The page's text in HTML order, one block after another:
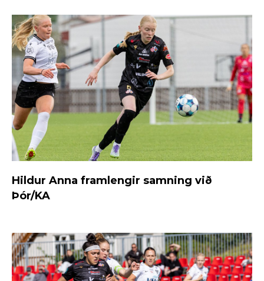
Hildur Anna framlengir samning við
Þór/KA